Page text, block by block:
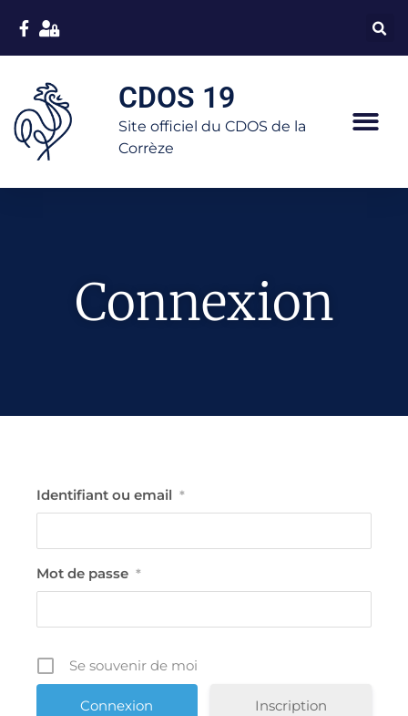
CDOS 19
Site officiel du CDOS de la
Corrèze
Connexion
Identifiant ou email *
Mot de passe *
Se souvenir de moi
Inscription